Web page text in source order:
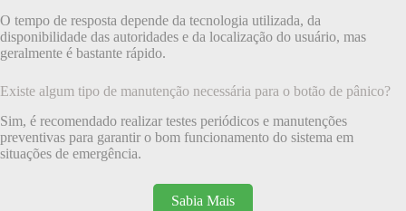
O tempo de resposta depende da tecnologia utilizada, da
disponibilidade das autoridades e da localização do usuário, mas
geralmente é bastante rápido.
Existe algum tipo de manutenção necessária para o botão de pânico?
Sim, é recomendado realizar testes periódicos e manutenções
preventivas para garantir o bom funcionamento do sistema em
situações de emergência.
Sabia Mais